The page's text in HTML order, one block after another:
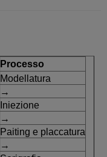
Processo
Modellatura
→
Iniezione
→
Paiting e placcatura
→